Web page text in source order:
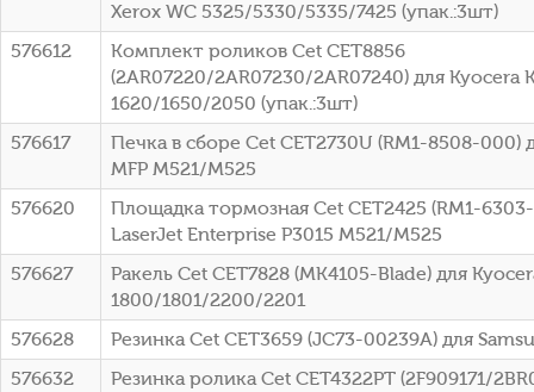
Xerox WC 5325/5330/5335/7425 (упак.:3шт)
576612
Комплект роликов Cet CET8856
(2AR07220/2AR07230/2AR07240) для Kyocera
1620/1650/2050 (упак.:3шт)
576617
Печка в сборе Cet CET2730U (RM1-8508-000)
MFP M521/M525
576620
Площадка тормозная Cet CET2425 (RM1-
LaserJet Enterprise P3015 M521/M525
576627
Ракель Cet CET7828 (MK4105-Blade) для
1800/1801/2200/2201
576628
Резинка Cet CET3659 (JC73-00239A) для
576632
Резинка ролика Cet CET4322PT (2F909171/